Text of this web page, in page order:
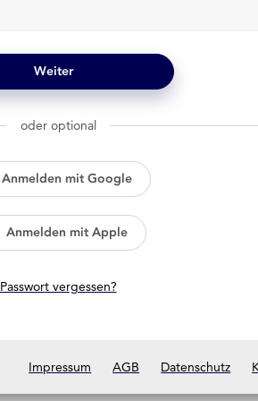
Weiter
oder optional
Anmelden mit Google
Anmelden mit Apple
Passwort vergessen?
Impressum AGB Datenschutz